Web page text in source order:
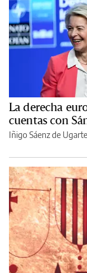
La derecha
cuentas con
Iñigo Sáenz de Ugarte